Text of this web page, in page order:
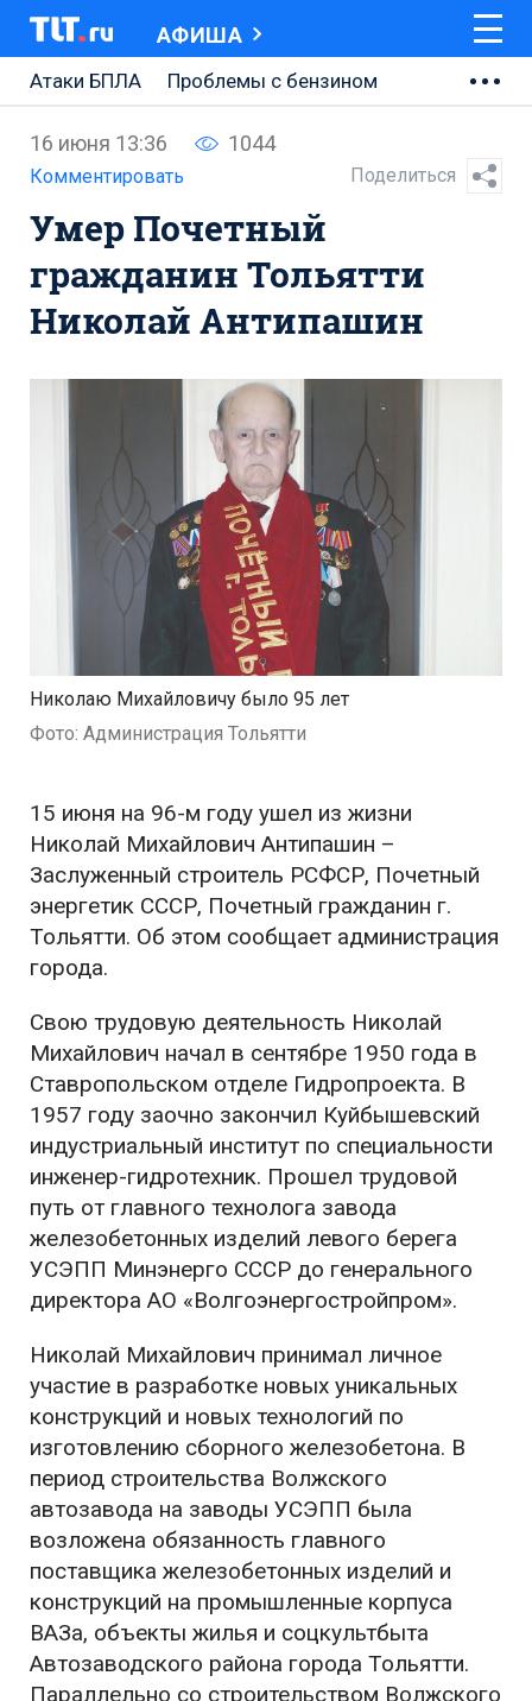
АФИША
Атаки БПЛА
Проблемы с бензином
Ремонт Центральной площади
Ремонт Обводного шоссе
Набережная Тольятти
Неделя Тольятти
16 июня 13:36 1044
Комментировать Поделиться
Умер Почетный
гражданин Тольятти
Николай Антипашин
Николаю Михайловичу было 95 лет
Фото: Администрация Тольятти
15 июня на 96-м году ушел из жизни
Николай Михайлович Антипашин –
Заслуженный строитель РСФСР, Почетный
энергетик СССР, Почетный гражданин г.
Тольятти. Об этом сообщает администрация
города.
Свою трудовую деятельность Николай
Михайлович начал в сентябре 1950 года в
Ставропольском отделе Гидропроекта. В
1957 году заочно закончил Куйбышевский
индустриальный институт по специальности
инженер-гидротехник. Прошел трудовой
путь от главного технолога завода
железобетонных изделий левого берега
УСЭПП Минэнерго СССР до генерального
директора АО «Волгоэнергостройпром».
Николай Михайлович принимал личное
участие в разработке новых уникальных
конструкций и новых технологий по
изготовлению сборного железобетона. В
период строительства Волжского
автозавода на заводы УСЭПП была
возложена обязанность главного
поставщика железобетонных изделий и
конструкций на промышленные корпуса
ВАЗа, объекты жилья и соцкультбыта
Автозаводского района города Тольятти.
Параллельно со строительством Волжского